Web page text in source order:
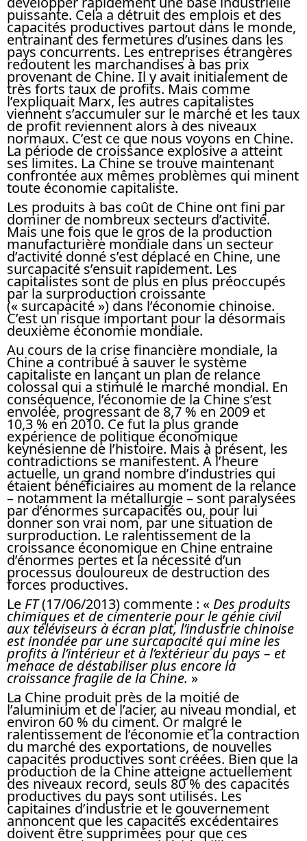
puissante. Cela a détruit des emplois et des
capacités productives partout dans le monde,
entrainant des fermetures d’usines dans les
pays concurrents. Les entreprises étrangères
redoutent les marchandises à bas prix
provenant de Chine. Il y avait initialement de
très forts taux de profits. Mais comme
l’expliquait Marx, les autres capitalistes
viennent s’accumuler sur le marché et les taux
de profit reviennent alors à des niveaux
normaux. C’est ce que nous voyons en Chine.
La période de croissance explosive a atteint
ses limites. La Chine se trouve maintenant
confrontée aux mêmes problèmes qui minent
toute économie capitaliste.
Les produits à bas coût de Chine ont fini par
dominer de nombreux secteurs d’activité.
Mais une fois que le gros de la production
manufacturière mondiale dans un secteur
d’activité donné s’est déplacé en Chine, une
surcapacité s’ensuit rapidement. Les
capitalistes sont de plus en plus préoccupés
par la surproduction croissante
(« surcapacité ») dans l’économie chinoise.
C’est un risque important pour la désormais
deuxième économie mondiale.
Au cours de la crise financière mondiale, la
Chine a contribué à sauver le système
capitaliste en lançant un plan de relance
colossal qui a stimulé le marché mondial. En
conséquence, l’économie de la Chine s’est
envolée, progressant de 8,7 % en 2009 et
10,3 % en 2010. Ce fut la plus grande
expérience de politique économique
keynésienne de l’histoire. Mais à présent, les
contradictions se manifestent. À l’heure
actuelle, un grand nombre d’industries qui
étaient bénéficiaires au moment de la relance
– notamment la métallurgie – sont paralysées
par d’énormes surcapacités ou, pour lui
donner son vrai nom, par une situation de
surproduction. Le ralentissement de la
croissance économique en Chine entraine
d’énormes pertes et la nécessité d’un
processus douloureux de destruction des
forces productives.
Le FT(17/06/2013) commente : « Des produits
chimiques et de cimenterie pour le génie civil
aux téléviseurs à écran plat, l’industrie chinoise
est inondée par une surcapacité qui mine les
profits à l’intérieur et à l’extérieur du pays – et
menace de déstabiliser plus encore la
croissance fragile de la Chine. »
La Chine produit près de la moitié de
l’aluminium et de l’acier, au niveau mondial, et
environ 60 % du ciment. Or malgré le
ralentissement de l’économie et la contraction
du marché des exportations, de nouvelles
capacités productives sont créées. Bien que la
production de la Chine atteigne actuellement
des niveaux record, seuls 80 % des capacités
productives du pays sont utilisés. Les
capitaines d’industrie et le gouvernement
annoncent que les capacités excédentaires
doivent être supprimées pour que ces